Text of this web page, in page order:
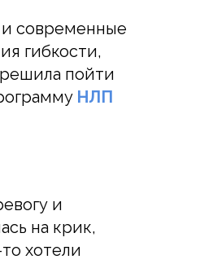
и современные
гибкости,
пойти
НЛП
и
на крик,
хотели